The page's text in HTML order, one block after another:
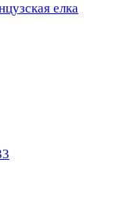
елка